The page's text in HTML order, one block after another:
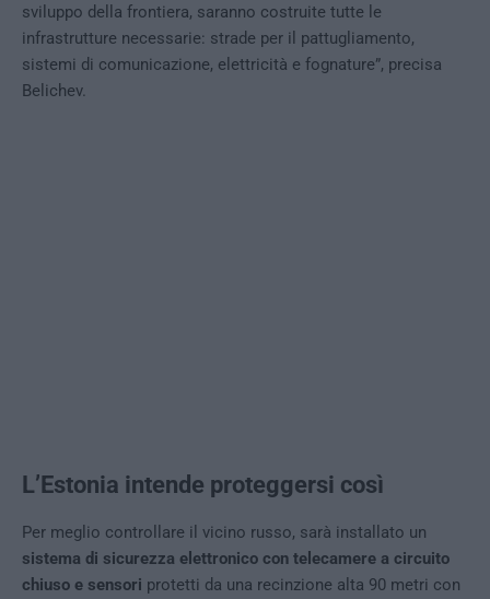
sviluppo della frontiera, saranno costruite tutte le
infrastrutture necessarie: strade per il pattugliamento,
sistemi di comunicazione, elettricità e fognature”, precisa
Belichev.
L’Estonia intende proteggersi così
Per meglio controllare il vicino russo, sarà installato un
sistema di sicurezza elettronico con telecamere a circuito
chiuso e sensori protetti da una recinzione alta 90 metri con